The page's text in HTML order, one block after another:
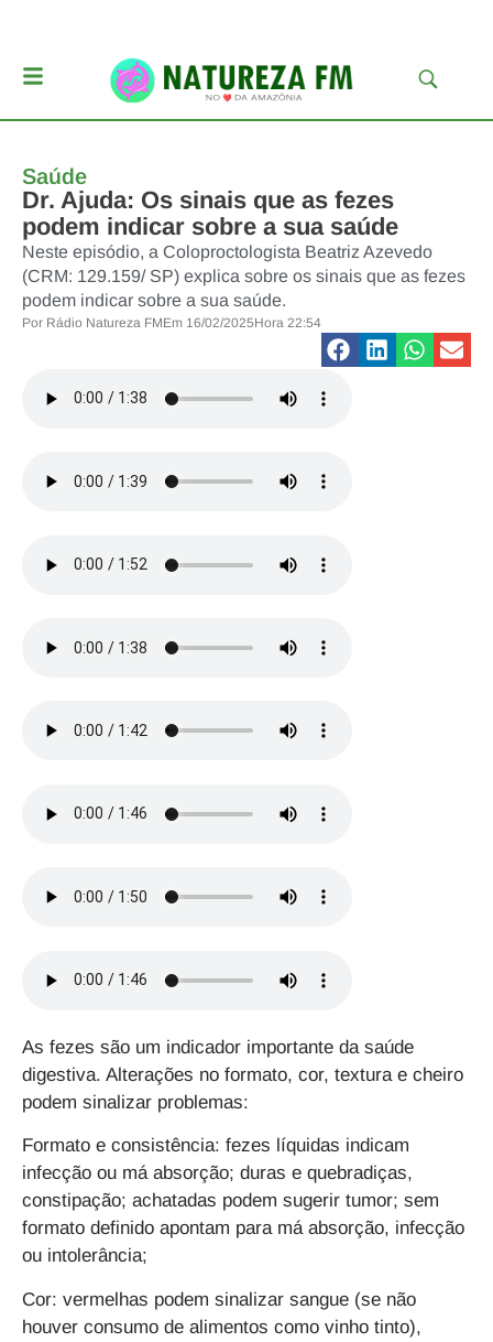
Saúde
Dr. Ajuda: Os sinais que as fezes
podem indicar sobre a sua saúde
Neste episódio, a Coloproctologista Beatriz Azevedo
(CRM: 129.159/ SP) explica sobre os sinais que as fezes
podem indicar sobre a sua saúde.
Por Rádio Natureza FMEm 16/02/2025Hora 22:54
As fezes são um indicador importante da saúde
digestiva. Alterações no formato, cor, textura e cheiro
podem sinalizar problemas:
Formato e consistência: fezes líquidas indicam
infecção ou má absorção; duras e quebradiças,
constipação; achatadas podem sugerir tumor; sem
formato definido apontam para má absorção, infecção
ou intolerância;
Cor: vermelhas podem sinalizar sangue (se não
houver consumo de alimentos como vinho tinto),